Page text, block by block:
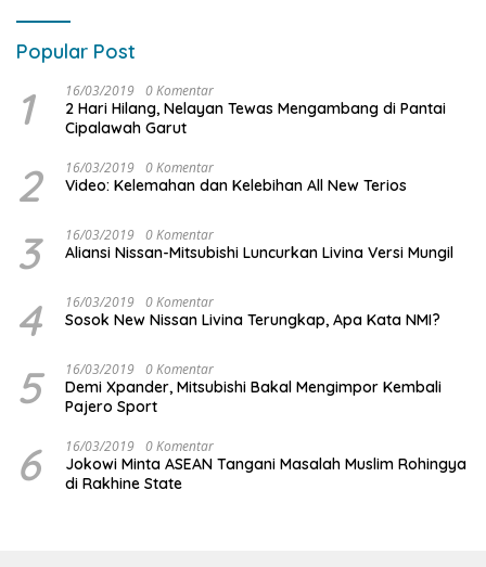
Popular Post
1 16/03/2019 0 Komentar
2 Hari Hilang, Nelayan Tewas Mengambang di Pantai
Cipalawah Garut
2 16/03/2019 0 Komentar
Video: Kelemahan dan Kelebihan All New Terios
3 16/03/2019 0 Komentar
Aliansi Nissan-Mitsubishi Luncurkan Livina Versi Mungil
4 16/03/2019 0 Komentar
Sosok New Nissan Livina Terungkap, Apa Kata NMI?
5 16/03/2019 0 Komentar
Demi Xpander, Mitsubishi Bakal Mengimpor Kembali
Pajero Sport
6 16/03/2019 0 Komentar
Jokowi Minta ASEAN Tangani Masalah Muslim Rohingya
di Rakhine State